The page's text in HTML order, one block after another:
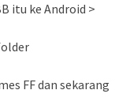
itu ke Android >
FF dan sekarang